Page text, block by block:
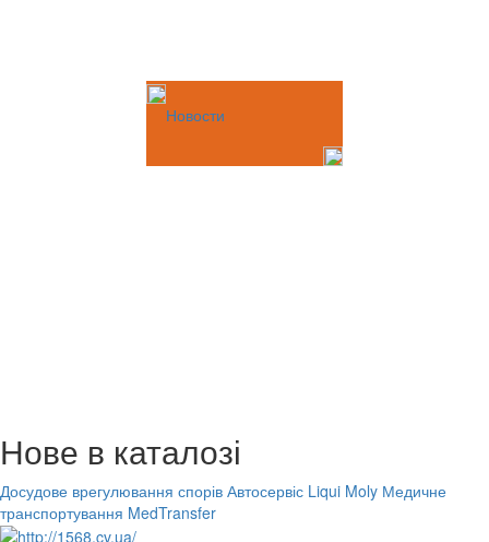
Новости
Нове в каталозі
Досудове врегулювання спорів Автосервіс Liqui Moly Медичне
транспортування MedTransfer